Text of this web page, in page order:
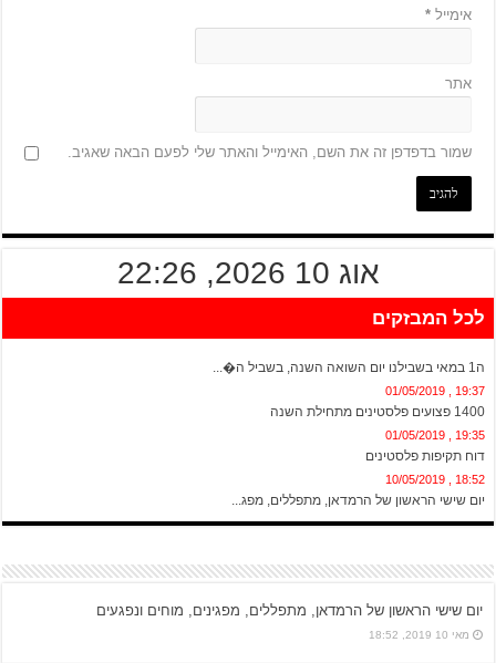
אימייל*
אתר
שמור בדפדפן זה את השם, האימייל והאתר שלי לפעם הבאה שאגיב.
אוג 10 2026, 22:26
לכל המבזקים
ה1 במאי בשבילנו יום השואה השנה, בשביל ה�...
19:37 , 01/05/2019
1400 פצועים פלסטינים מתחילת השנה
19:35 , 01/05/2019
דוח תקיפות פלסטינים
18:52 , 10/05/2019
יום שישי הראשון של הרמדאן, מתפללים, מפג...
יום שישי הראשון של הרמדאן, מתפללים, מפגינים, מוחים ונפגעים
מאי 10 2019, 18:52